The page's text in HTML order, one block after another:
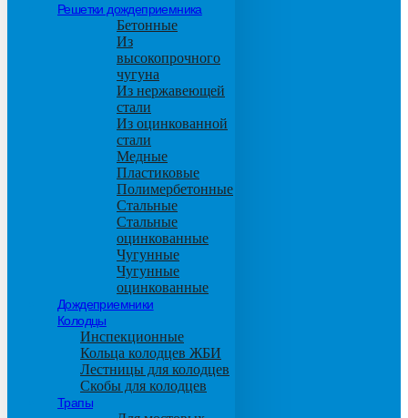
Решетки дождеприемника
Бетонные
Из
высокопрочного
чугуна
Из нержавеющей
стали
Из оцинкованной
стали
Медные
Пластиковые
Полимербетонные
Стальные
Стальные
оцинкованные
Чугунные
Чугунные
оцинкованные
Дождеприемники
Колодцы
Инспекционные
Кольца колодцев ЖБИ
Лестницы для колодцев
Скобы для колодцев
Трапы